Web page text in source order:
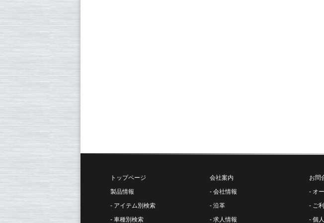
トップページ
製品情報
アイテム別検索
車種別検索
会社案内
会社情報
沿革
求人情報
お問
オ
ご
個